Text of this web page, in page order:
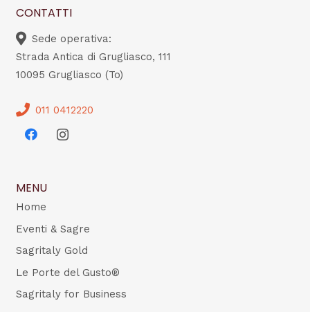
CONTATTI
Sede operativa:
Strada Antica di Grugliasco, 111
10095 Grugliasco (To)
011 0412220
MENU
Home
Eventi & Sagre
Sagritaly Gold
Le Porte del Gusto®
Sagritaly for Business